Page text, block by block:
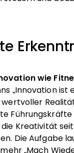
wie
„Innovation ist
wertvoller
Führungskräfte
die Kreativität
Die Aufgabe
„Mach